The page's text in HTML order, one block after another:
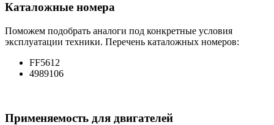
Каталожные номера
Поможем подобрать аналоги под конкретные условия
эксплуатации техники. Перечень каталожных номеров:
FF5612
4989106
Применяемость для двигателей